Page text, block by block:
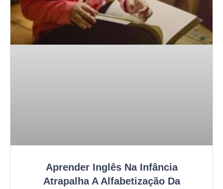
Aprender Inglês Na Infância
Atrapalha A Alfabetização Da